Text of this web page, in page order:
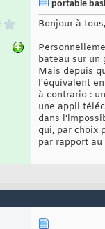
portable
Bonjour à tous,
bateau sur un
Mais depuis
l'équivalent
à contrario :
une appli
dans
qui, par choix
par rapport